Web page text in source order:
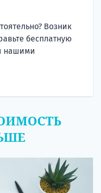
Возник
бесплатную
нашими